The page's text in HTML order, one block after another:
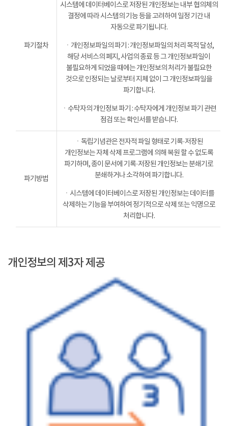
파기절차
시스템에 데이터베이스로 저장된 개인정보는 내부 협의체의
결정에 따라 시스템의 기능 등을 고려하여 일정 기간 내
자동으로 파기됩니다.
ㆍ개인정보파일의 파기 : 개인정보파일의 처리 목적 달성,
해당 서비스의 폐지, 사업의 종료 등 그 개인정보파일이
불필요하게 되었을 때에는 개인정보의 처리가 불필요한
것으로 인정되는 날로부터 지체 없이 그 개인정보파일을
파기합니다.
ㆍ수탁자의 개인정보 파기 : 수탁자에게 개인정보 파기 관련
점검 또는 확인서를 받습니다.
파기방법
ㆍ독립기념관은 전자적 파일 형태로 기록·저장된
개인정보는 자체 삭제 프로그램에 의해 복원 할 수 없도록
파기하며, 종이 문서에 기록·저장된 개인정보는 분쇄기로
분쇄하거나 소각하여 파기합니다.
ㆍ시스템에 데이터베이스로 저장된 개인정보는 데이터를
삭제하는 기능을 부여하여 정기적으로 삭제 또는 익명으로
처리합니다.
개인정보의 제3자 제공